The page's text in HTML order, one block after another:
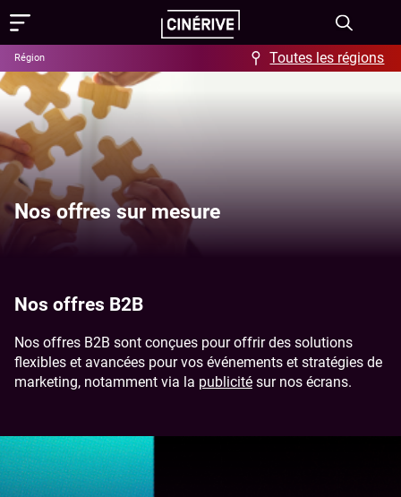
Films
Showing in English
Programme
Événements
FAQ & Offres
Aide / FAQ
Offres
Anniversaire
Ciné Resto
Contact
À propos
Nos cinémas
Nos tarifs
Région Toutes les régions
Nos offres sur mesure
Nos offres B2B
Nos offres B2B sont conçues pour offrir des solutions
flexibles et avancées pour vos événements et stratégies de
marketing, notamment via la publicité sur nos écrans.